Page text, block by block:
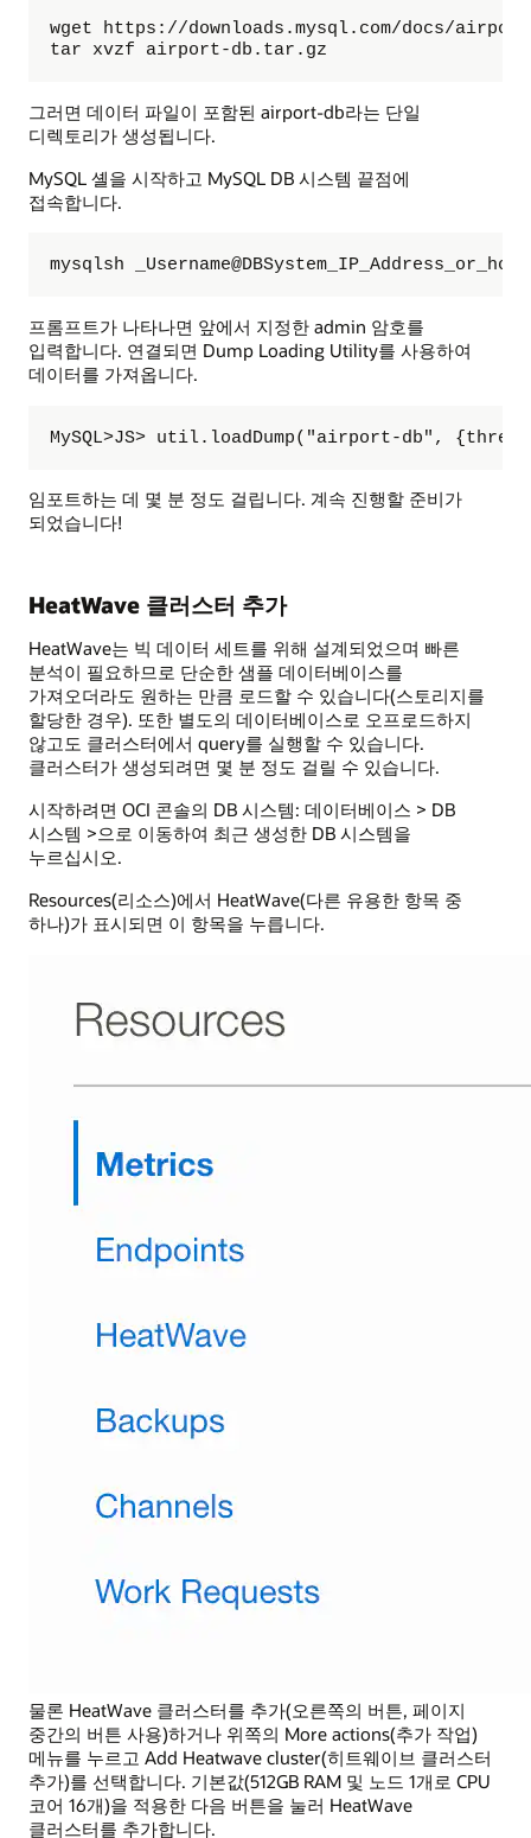
wget https://downloads.mysql.com/docs/
tar xvzf airport-db.tar.gz
그러면 데이터 파일이 포함된 airport-db라는 단일
디렉토리가 생성됩니다.
MySQL 셸을 시작하고 MySQL DB 시스템 끝점에
접속합니다.
mysqlsh
프롬프트가 나타나면 앞에서 지정한 admin 암호를
입력합니다. 연결되면 Dump Loading Utility를 사용하여
데이터를 가져옵니다.
MySQL>JS> util.loadDump("airport-db",
임포트하는 데 몇 분 정도 걸립니다. 계속 진행할 준비가
되었습니다!
HeatWave 클러스터 추가
HeatWave는 빅 데이터 세트를 위해 설계되었으며 빠른
분석이 필요하므로 단순한 샘플 데이터베이스를
가져오더라도 원하는 만큼 로드할 수 있습니다(스토리지를
할당한 경우). 또한 별도의 데이터베이스로 오프로드하지
않고도 클러스터에서 query를 실행할 수 있습니다.
클러스터가 생성되려면 몇 분 정도 걸릴 수 있습니다.
시작하려면 OCI 콘솔의 DB 시스템: 데이터베이스 > DB
시스템 >으로 이동하여 최근 생성한 DB 시스템을
누르십시오.
Resources(리소스)에서 HeatWave(다른 유용한 항목 중
하나)가 표시되면 이 항목을 누릅니다.
물론 HeatWave 클러스터를 추가(오른쪽의 버튼, 페이지
중간의 버튼 사용)하거나 위쪽의 More actions(추가 작업)
메뉴를 누르고 Add Heatwave cluster(히트웨이브 클러스터
추가)를 선택합니다. 기본값(512GB RAM 및 노드 1개로 CPU
코어 16개)을 적용한 다음 버튼을 눌러 HeatWave
클러스터를 추가합니다.